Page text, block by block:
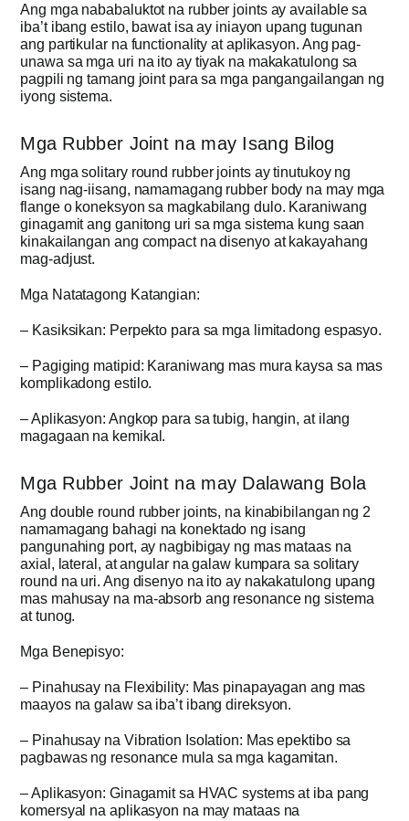
Ang mga nababaluktot na rubber joints ay available sa
iba’t ibang estilo, bawat isa ay iniayon upang tugunan
ang partikular na functionality at aplikasyon. Ang pag-
unawa sa mga uri na ito ay tiyak na makakatulong sa
pagpili ng tamang joint para sa mga pangangailangan ng
iyong sistema.
Mga Rubber Joint na may Isang Bilog
Ang mga solitary round rubber joints ay tinutukoy ng
isang nag-iisang, namamagang rubber body na may mga
flange o koneksyon sa magkabilang dulo. Karaniwang
ginagamit ang ganitong uri sa mga sistema kung saan
kinakailangan ang compact na disenyo at kakayahang
mag-adjust.
Mga Natatagong Katangian:
– Kasiksikan: Perpekto para sa mga limitadong espasyo.
– Pagiging matipid: Karaniwang mas mura kaysa sa mas
komplikadong estilo.
– Aplikasyon: Angkop para sa tubig, hangin, at ilang
magagaan na kemikal.
Mga Rubber Joint na may Dalawang Bola
Ang double round rubber joints, na kinabibilangan ng 2
namamagang bahagi na konektado ng isang
pangunahing port, ay nagbibigay ng mas mataas na
axial, lateral, at angular na galaw kumpara sa solitary
round na uri. Ang disenyo na ito ay nakakatulong upang
mas mahusay na ma-absorb ang resonance ng sistema
at tunog.
Mga Benepisyo:
– Pinahusay na Flexibility: Mas pinapayagan ang mas
maayos na galaw sa iba’t ibang direksyon.
– Pinahusay na Vibration Isolation: Mas epektibo sa
pagbawas ng resonance mula sa mga kagamitan.
– Aplikasyon: Ginagamit sa HVAC systems at iba pang
komersyal na aplikasyon na may mataas na